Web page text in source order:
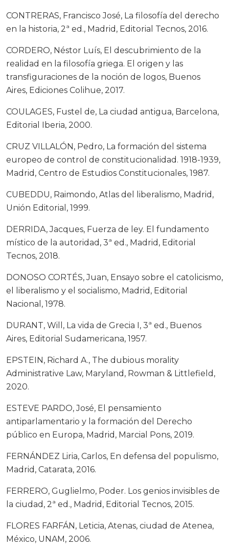
CONTRERAS, Francisco José, La filosofía del derecho
en la historia, 2ª ed., Madrid, Editorial Tecnos, 2016.
CORDERO, Néstor Luís, El descubrimiento de la
realidad en la filosofía griega. El origen y las
transfiguraciones de la noción de logos, Buenos
Aires, Ediciones Colihue, 2017.
COULAGES, Fustel de, La ciudad antigua, Barcelona,
Editorial Iberia, 2000.
CRUZ VILLALÓN, Pedro, La formación del sistema
europeo de control de constitucionalidad. 1918-1939,
Madrid, Centro de Estudios Constitucionales, 1987.
CUBEDDU, Raimondo, Atlas del liberalismo, Madrid,
Unión Editorial, 1999.
DERRIDA, Jacques, Fuerza de ley. El fundamento
místico de la autoridad, 3ª ed., Madrid, Editorial
Tecnos, 2018.
DONOSO CORTÉS, Juan, Ensayo sobre el catolicismo,
el liberalismo y el socialismo, Madrid, Editorial
Nacional, 1978.
DURANT, Will, La vida de Grecia I, 3ª ed., Buenos
Aires, Editorial Sudamericana, 1957.
EPSTEIN, Richard A., The dubious morality
Administrative Law, Maryland, Rowman & Littlefield,
2020.
ESTEVE PARDO, José, El pensamiento
antiparlamentario y la formación del Derecho
público en Europa, Madrid, Marcial Pons, 2019.
FERNÁNDEZ Liria, Carlos, En defensa del populismo,
Madrid, Catarata, 2016.
FERRERO, Guglielmo, Poder. Los genios invisibles de
la ciudad, 2ª ed., Madrid, Editorial Tecnos, 2015.
FLORES FARFÁN, Leticia, Atenas, ciudad de Atenea,
México, UNAM, 2006.